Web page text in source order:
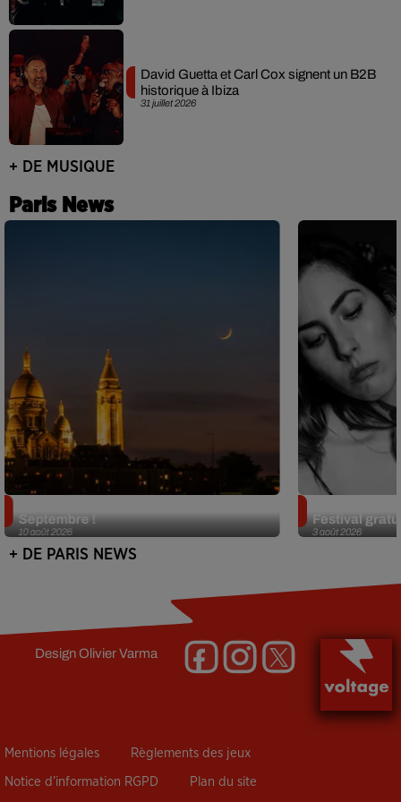
31 juillet 2026
David Guetta et Carl Cox signent un B2B
historique à Ibiza
+ DE MUSIQUE
Paris News
10 août 2026
Septembre !
3 août 2026
Festival
+ DE PARIS NEWS
DesignOlivier Varma
Mentions légales Règlements des jeux
Notice d’information RGPD Plan du site